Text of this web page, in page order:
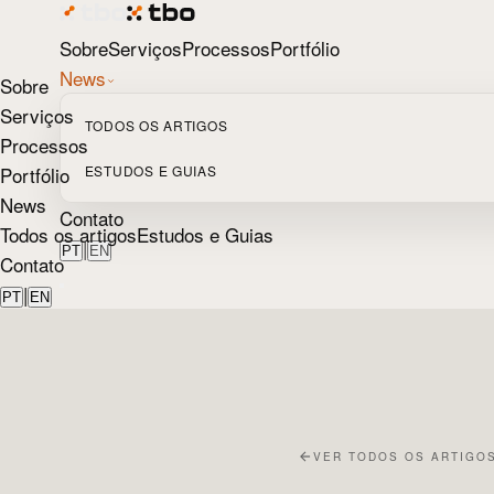
SobreServiçosProcessosPortfólio
News
TODOS OS ARTIGOS
ESTUDOS E GUIAS
Contato
PT| EN
Sobre
Serviços
Processos
Portfólio
News
Todos os artigosEstudos e Guias
Contato
PT | EN
VER TODOS OS